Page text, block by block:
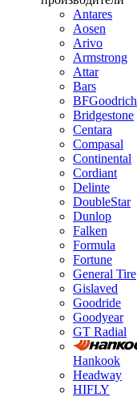
Antares
Aosen
Arivo
Armstrong
Attar
Bars
BFGoodrich
Bridgestone
Centara
Compasal
Continental
Cordiant
Delinte
DoubleStar
Dunlop
Falken
Formula
Fortune
General Tire
Gislaved
Goodride
Goodyear
GT Radial
Hankook
Headway
HIFLY